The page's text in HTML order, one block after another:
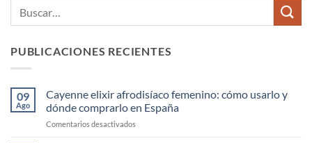
PUBLICACIONES RECIENTES
09
Ago
Cayenne elixir afrodisíaco femenino: cómo usarlo y
dónde comprarlo en España
Comentarios desactivados